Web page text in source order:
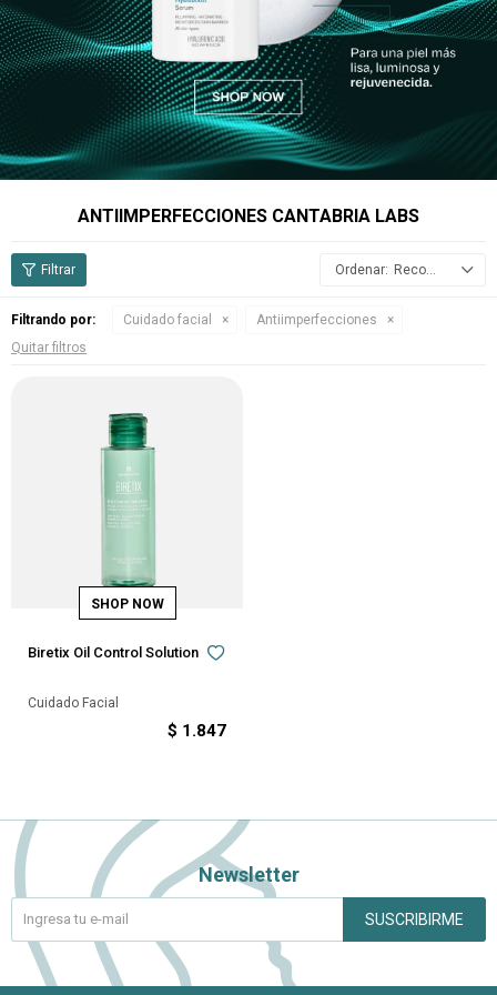
ANTIIMPERFECCIONES CANTABRIA LABS
Recomendados
Filtrando por: Cuidado facial
Antiimperfecciones
Quitar filtros
Biretix Oil Control Solution
Cuidado Facial
$ 1.847
Newsletter
SUSCRIBIRME